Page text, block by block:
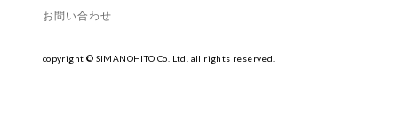
お問い合わせ
copyright © SIMANOHITO Co. Ltd. all rights reserved.